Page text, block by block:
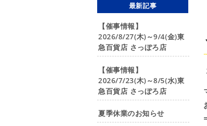
最新記事
【催事情報】
2026/8/27(木)～9/4(金)東
急百貨店 さっぽろ店
【催事情報】
2026/7/23(木)～8/5(水)東
急百貨店 さっぽろ店
夏季休業のお知らせ